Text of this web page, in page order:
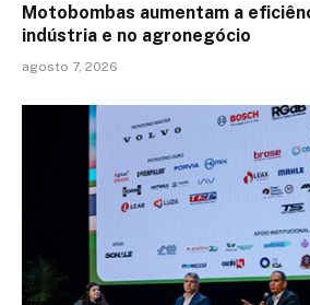
Motobombas aumentam a
indústria e no agronegócio
agosto 7, 2026